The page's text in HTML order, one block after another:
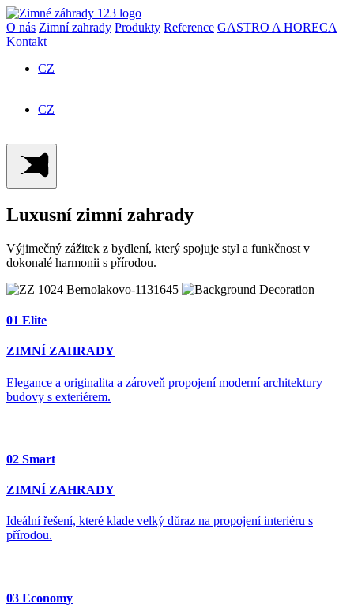
O nás Zimní zahrady Produkty Reference GASTRO A HORECA
Kontakt
CZ
CZ
Luxusní zimní zahrady
Výjimečný zážitek z bydlení, který spojuje styl a funkčnost v
dokonalé harmonii s přírodou.
01 Elite
ZIMNÍ ZAHRADY
Elegance a originalita a zároveň propojení moderní architektury
budovy s exteriérem.
02 Smart
ZIMNÍ ZAHRADY
Ideální řešení, které klade velký důraz na propojení interiéru s
přírodou.
03 Economy